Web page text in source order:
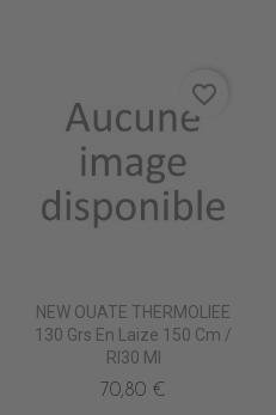
NEW OUATE THERMOLIEE
130 Grs En Laize 150 Cm /
Rl30 Ml
70,80 €
favorite_border